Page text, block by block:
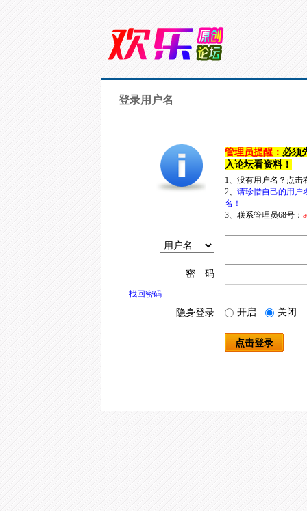
登录用户名
管理员提醒： 必须
入论坛看资料！
1、没有用户名？点
2、 请珍惜自己的用户
名！
3、联系管理员68号：
密 码
找回密码
隐身登录 开启 关闭
点击登录